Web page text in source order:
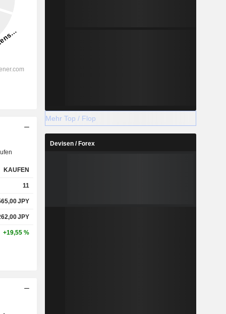
KAUFEN
11
JPY
JPY
+19,55 %
Mehr Top / Flop
Devisen / Forex